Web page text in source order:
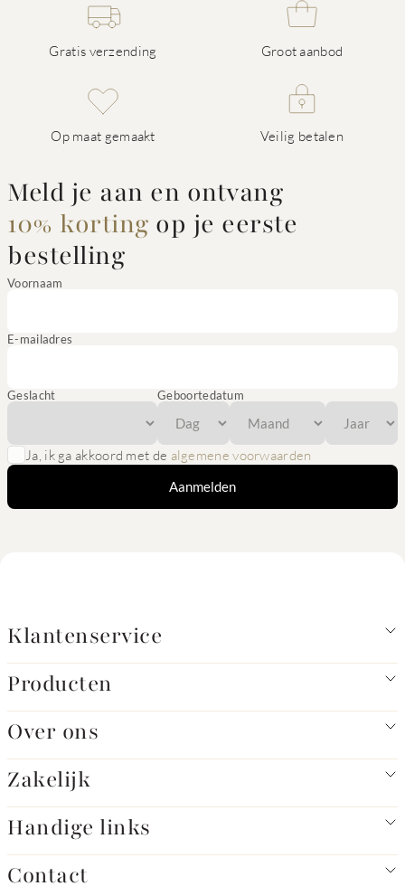
Gratis verzending Groot aanbod
Op maat gemaakt Veilig betalen
Meld je aan en ontvang
10% korting op je eerste
bestelling
Voornaam
E-mailadres
Geslacht Geboortedatum
Ja, ik ga akkoord met de algemene voorwaarden
Aanmelden
Klantenservice
Producten
Over ons
Zakelijk
Handige links
Contact